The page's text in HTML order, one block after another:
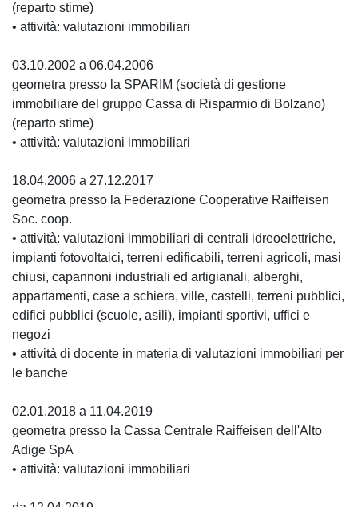
(reparto stime)
• attività: valutazioni immobiliari
03.10.2002 a 06.04.2006
geometra presso la SPARIM (società di gestione
immobiliare del gruppo Cassa di Risparmio di Bolzano)
(reparto stime)
• attività: valutazioni immobiliari
18.04.2006 a 27.12.2017
geometra presso la Federazione Cooperative Raiffeisen
Soc. coop.
• attività: valutazioni immobiliari di centrali idreoelettriche,
impianti fotovoltaici, terreni edificabili, terreni agricoli, masi
chiusi, capannoni industriali ed artigianali, alberghi,
appartamenti, case a schiera, ville, castelli, terreni pubblici,
edifici pubblici (scuole, asili), impianti sportivi, uffici e
negozi
• attività di docente in materia di valutazioni immobiliari per
le banche
02.01.2018 a 11.04.2019
geometra presso la Cassa Centrale Raiffeisen dell'Alto
Adige SpA
• attività: valutazioni immobiliari